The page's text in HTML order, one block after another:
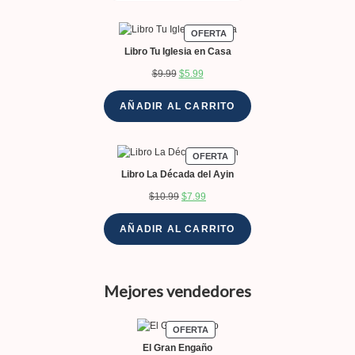
s de
OFERTA
Libro Tu Iglesia en Casa
$9.99 $5.99
AÑADIR AL CARRITO
OFERTA
Libro La Década del Ayin
$10.99 $7.99
AÑADIR AL CARRITO
Mejores vendedores
OFERTA
El Gran Engaño